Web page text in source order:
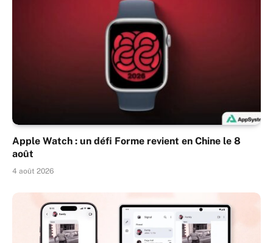
Apple Watch : un défi Forme revient en Chine le 8
août
4 août 2026